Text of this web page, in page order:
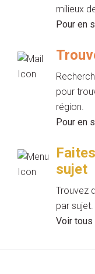
milieux
Pour en
pour
région.
Pour en
sujet
Trouvez
par sujet.
Voir